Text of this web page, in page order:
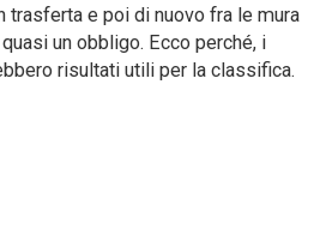
trasferta e poi di nuovo fra le mura
un obbligo. Ecco perché, i
risultati utili per la classifica.